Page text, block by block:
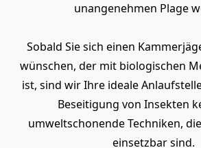
unangenehmen Plage
Sobald Sie sich einen
wünschen, der mit biologischen
ist, sind wir Ihre ideale
Beseitigung von Insekten
umweltschonende Techniken,
einsetzbar sind.